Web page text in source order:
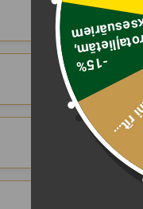
-15%
rotaļlietām
,